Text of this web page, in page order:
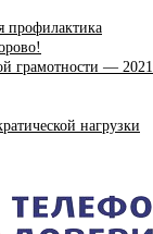
профилактика
грамотности — 2021
нагрузки